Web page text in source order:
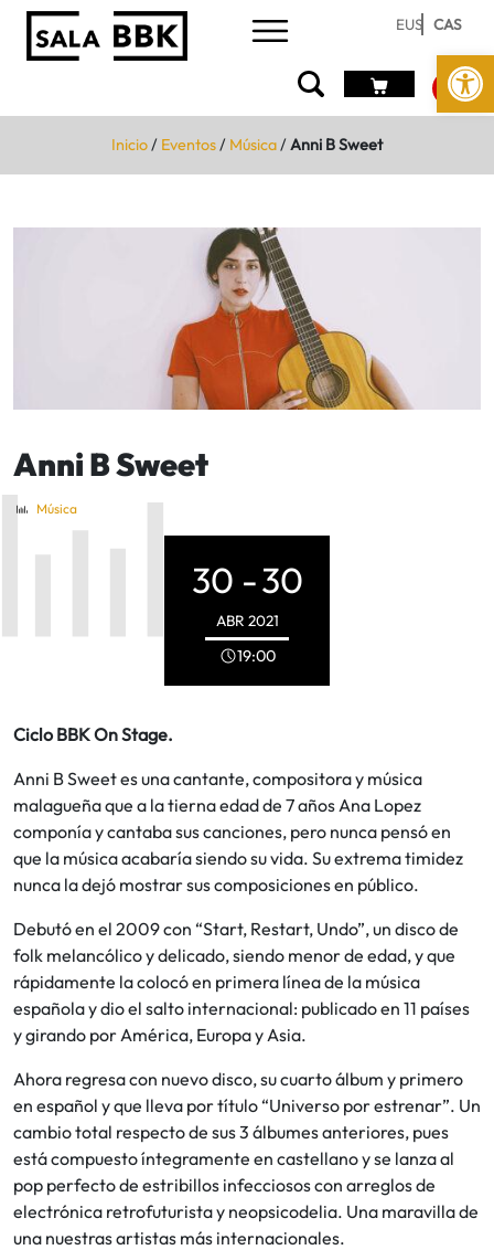
Abrir
EUS CAS
Inicio/ Eventos/ Música/Anni B Sweet
Anni B Sweet
Música
30 -30
ABR 2021
19:00
Ciclo BBK On Stage.
Anni B Sweet es una cantante, compositora y música
malagueña que a la tierna edad de 7 años Ana Lopez
componía y cantaba sus canciones, pero nunca pensó en
que la música acabaría siendo su vida. Su extrema timidez
nunca la dejó mostrar sus composiciones en público.
Debutó en el 2009 con “Start, Restart, Undo”, un disco de
folk melancólico y delicado, siendo menor de edad, y que
rápidamente la colocó en primera línea de la música
española y dio el salto internacional: publicado en 11 países
y girando por América, Europa y Asia.
Ahora regresa con nuevo disco, su cuarto álbum y primero
en español y que lleva por título “Universo por estrenar”. Un
cambio total respecto de sus 3 álbumes anteriores, pues
está compuesto íntegramente en castellano y se lanza al
pop perfecto de estribillos infecciosos con arreglos de
electrónica retrofuturista y neopsicodelia. Una maravilla de
una nuestras artistas más internacionales.